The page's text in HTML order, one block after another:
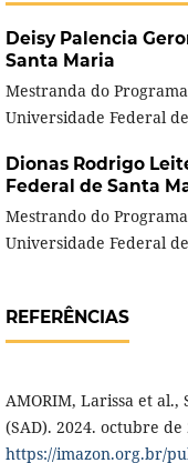
Deisy Palencia
Santa Maria
Mestranda do
Universidade Federal
Dionas Rodrigo
Federal de Santa
Mestrando do
Universidade Federal
REFERÊNCIAS
AMORIM, Larissa et
(SAD). 2024. octubre
https://imazon.org.br/